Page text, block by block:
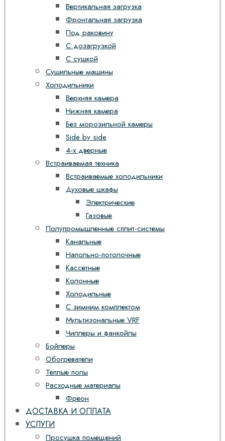
Вертикальная загрузка
Фронтальная загрузка
Под раковину
С дозагрузкой
С сушкой
Сушильные машины
Холодильники
Верхняя камера
Нижняя камера
Без морозильной камеры
Side by side
4-х дверные
Встраиваемая техника
Встраиваемые холодильники
Духовые шкафы
Электрические
Газовые
Полупромышленные сплит-системы
Канальные
Напольно-потолочные
Кассетные
Колонные
Холодильные
С зимним комплектом
Мультизональные VRF
Чиллеры и фанкойлы
Бойлеры
Обогреватели
Теплые полы
Расходные материалы
Фреон
ДОСТАВКА И ОПЛАТА
УСЛУГИ
Просушка помещений